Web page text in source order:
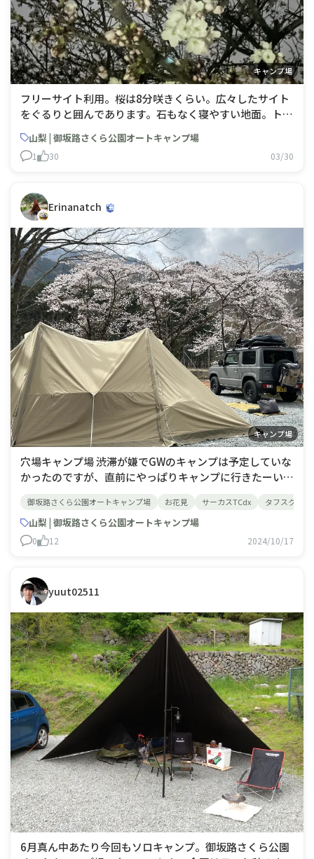
キャンプ場
​フリーサイト利用。​桜は8分咲きくらい。広々したサイト
をぐるりと囲んであります。石もなく寝やすい地面。トイ
山梨 | 御坂路さくら公園オートキャンプ場
1 30 03/30
Erinanatch
キャンプ場
穴場キャンプ場 渋滞が嫌でGWのキャンプは予定していな
かったのですが、直前にやっぱりキャンプに行きたーい！
まりとしてますが、各サイト80平米ほどあり、電源完
備。 何より、ここのはその名の通り、桜の木が沢山で、桜
の季節は予約合戦となります💦今年は
御坂路さくら公園オートキャンプ場 お花見 サーカスTCdx タフスクリー
山梨 | 御坂路さくら公園オートキャンプ場
0 12 2024/10/17
yuut02511
6月真ん中あたり今回もソロキャンプ。御坂路さくら公園